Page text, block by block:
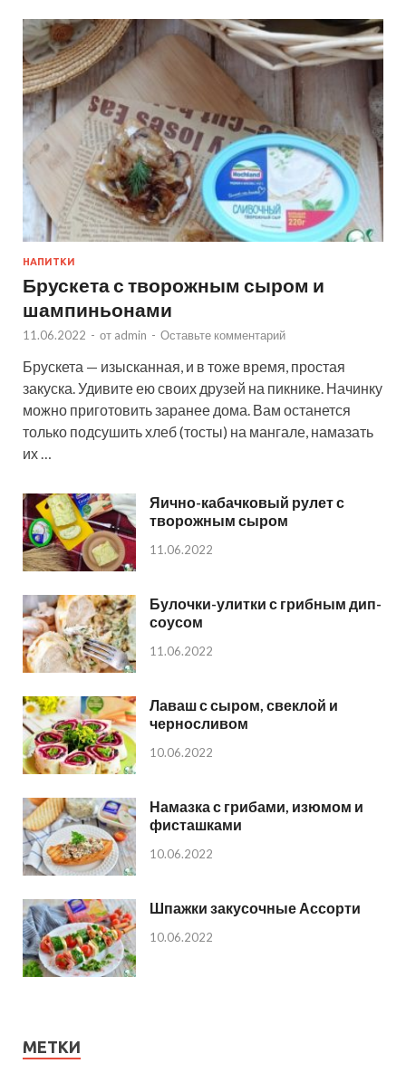
НАПИТКИ
Брускета с творожным сыром и
шампиньонами
11.06.2022 - от admin - Оставьте комментарий
Брускета — изысканная, и в тоже время, простая
закуска. Удивите ею своих друзей на пикнике. Начинку
можно приготовить заранее дома. Вам останется
только подсушить хлеб (тосты) на мангале, намазать
их …
Яично-кабачковый рулет с
творожным сыром
11.06.2022
Булочки-улитки с грибным дип-
соусом
11.06.2022
Лаваш с сыром, свеклой и
черносливом
10.06.2022
Намазка с грибами, изюмом и
фисташками
10.06.2022
Шпажки закусочные Ассорти
10.06.2022
МЕТКИ